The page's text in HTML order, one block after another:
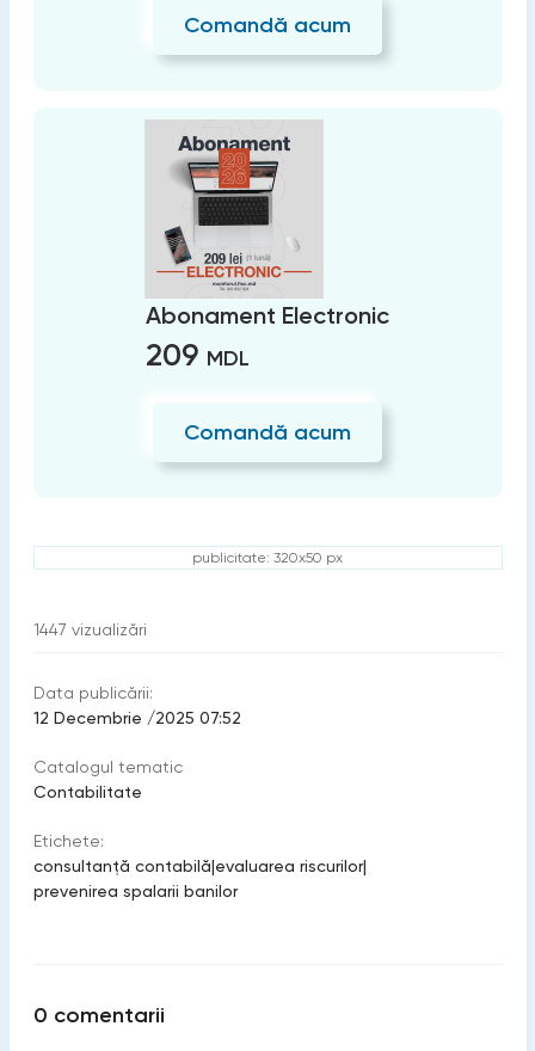
Comandă acum
Abonament Electronic
209 MDL
Comandă acum
publicitate: 320x50 px
1447 vizualizări
Data publicării:
12 Decembrie /2025 07:52
Catalogul tematic
Contabilitate
Etichete:
consultanță contabilă|evaluarea riscurilor|
prevenirea spalarii banilor
0 comentarii